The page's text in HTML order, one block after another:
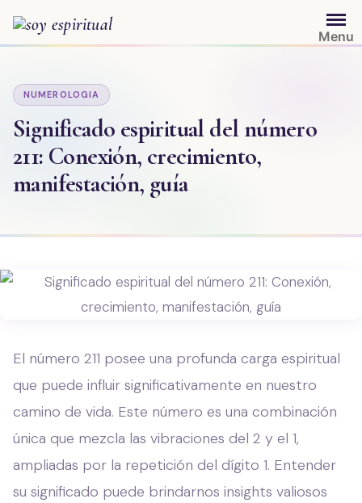
contenido
Menu
NUMEROLOGIA
Significado espiritual del número
211: Conexión, crecimiento,
manifestación, guía
El número 211 posee una profunda carga espiritual
que puede influir significativamente en nuestro
camino de vida. Este número es una combinación
única que mezcla las vibraciones del 2 y el 1,
ampliadas por la repetición del dígito 1. Entender
su significado puede brindarnos insights valiosos